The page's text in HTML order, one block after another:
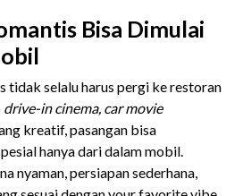
Bisa Dimulai
tidak selalu harus pergi ke restoran
drive-in cinema, car movie
kreatif, pasangan bisa
hanya dari dalam mobil.
nyaman, persiapan sederhana,